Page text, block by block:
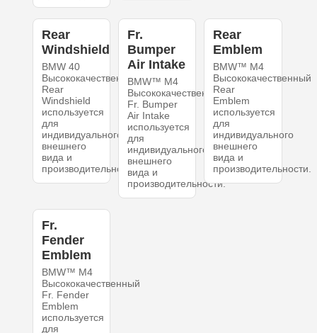
Rear
Windshield
BMW 40
Высококачественный
Rear
Windshield
используется
для
индивидуального
внешнего
вида и
производительности.
Fr.
Bumper
Air Intake
BMW™ M4
Высококачественный
Fr. Bumper
Air Intake
используется
для
индивидуального
внешнего
вида и
производительности.
Rear
Emblem
BMW™ M4
Высококачественный
Rear
Emblem
используется
для
индивидуального
внешнего
вида и
производительности.
Fr.
Fender
Emblem
BMW™ M4
Высококачественный
Fr. Fender
Emblem
используется
для